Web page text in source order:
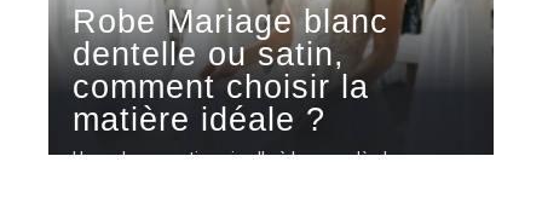
Robe Mariage blanc
dentelle ou satin,
comment choisir la
matière idéale ?
Une robe en satin qui colle à la peau dès la